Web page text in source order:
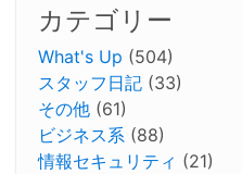
カテゴリー
What's Up (504)
スタッフ日記 (33)
その他 (61)
ビジネス系 (88)
情報セキュリティ (21)